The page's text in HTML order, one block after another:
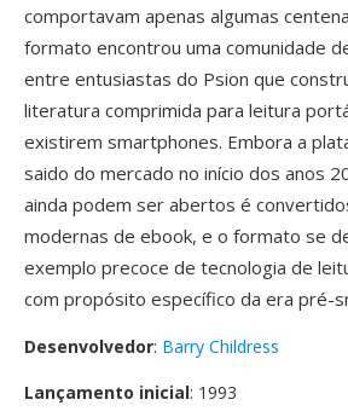
comportavam apenas algumas
formato encontrou uma comunidade
entre entusiastas do Psion que
literatura comprimida para leitura
existirem smartphones. Embora a
saido do mercado no início dos anos
ainda podem ser abertos é
modernas de ebook, e o formato se
exemplo precoce de tecnologia de
com propósito específico da era pré-
Desenvolvedor: Barry Childress
Lançamento inicial: 1993